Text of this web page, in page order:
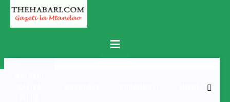
Skip
content
Primary
Menu
MICHEZO